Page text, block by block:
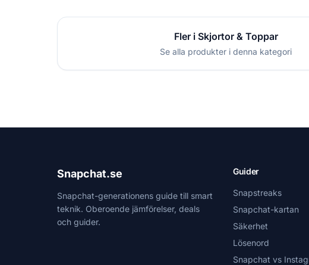
Fler i Skjortor & Toppar
Se alla produkter i denna kategori
Snapchat.se
Snapchat-generationens guide till smart
teknik. Oberoende jämförelser, deals
och guider.
Guider
Snapstreaks
Snapchat-kartan
Säkerhet
Lösenord
Snapchat vs